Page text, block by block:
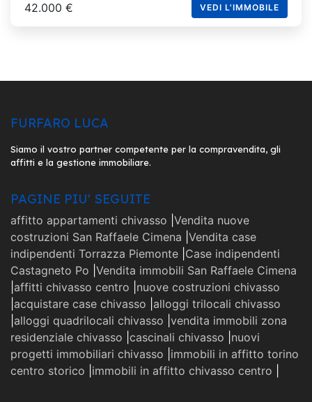
42.000 € VEDI L'IMMOBILE
FURFARO LUCA
Siamo il vostro partner competente per la compravendita, gli
affitti e la gestione immobiliare.
PAGINE PIU' SEGUITE
affitto appartamenti chivasso Vendita nuove
costruzioni San Raffaele Cimena Vendita case
indipendenti Torrazza Piemonte Case indipendenti
Castagneto Po Vendita immobili San Raffaele Cimena
affitti chivasso centro nuove costruzioni chivasso
acquistare case chivasso alloggi trilocali chivasso
alloggi quadrilocali chivasso vendita immobili zona
residenziale chivasso cascinali chivasso nuovi
progetti immobiliari chivasso immobili in affitto torino
centro storico immobili in affitto chivasso centro